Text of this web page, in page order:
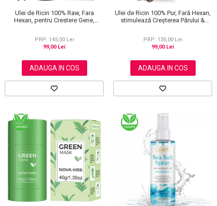
Ulei de Ricin 100% Raw, Fara
Hexan, pentru Crestere Gene,
PRP: 145,00 Lei
99,00 Lei
ADAUGA IN COS
Ulei de Ricin 100% Pur, Fară Hexan,
stimulează Creșterea Părului &
PRP: 135,00 Lei
99,00 Lei
ADAUGA IN COS